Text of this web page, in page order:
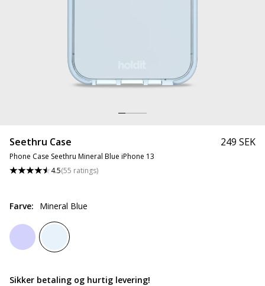
Seethru Case
Phone Case Seethru Mineral Blue iPhone 13
4.5(55 ratings)
249 SEK
Farve: Mineral Blue
Sikker betaling og hurtig levering!